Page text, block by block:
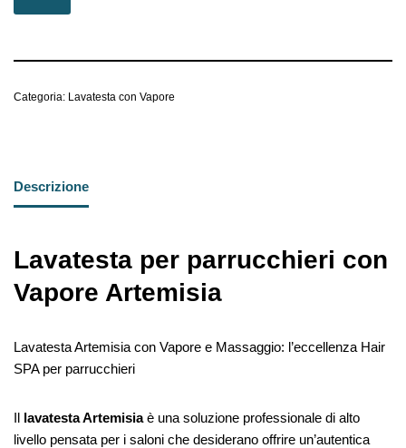
Categoria: Lavatesta con Vapore
Descrizione
Lavatesta per parrucchieri con
Vapore Artemisia
Lavatesta Artemisia con Vapore e Massaggio: l’eccellenza Hair
SPA per parrucchieri
Il lavatesta Artemisiaè una soluzione professionale di alto
livello pensata per i saloni che desiderano offrire un’autentica